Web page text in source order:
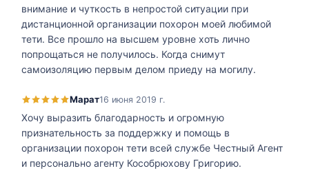
внимание и чуткость в непростой ситуации при
дистанционной организации похорон моей любимой
тети. Все прошло на высшем уровне хоть лично
попрощаться не получилось. Когда снимут
самоизоляцию первым делом приеду на могилу.
Марат16 июня 2019 г.
Хочу выразить благодарность и огромную
признательность за поддержку и помощь в
организации похорон тети всей службе Честный Агент
и персонально агенту Кособрюхову Григорию.